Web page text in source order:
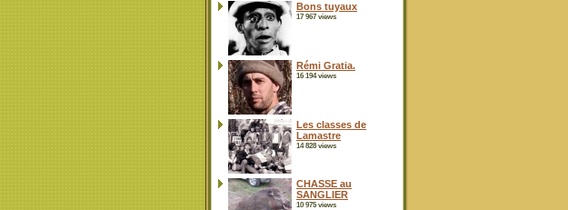
Bons tuyaux
17 967 views
Rémi Gratia.
16 194 views
Les classes de
Lamastre
14 828 views
CHASSE au
SANGLIER
10 975 views